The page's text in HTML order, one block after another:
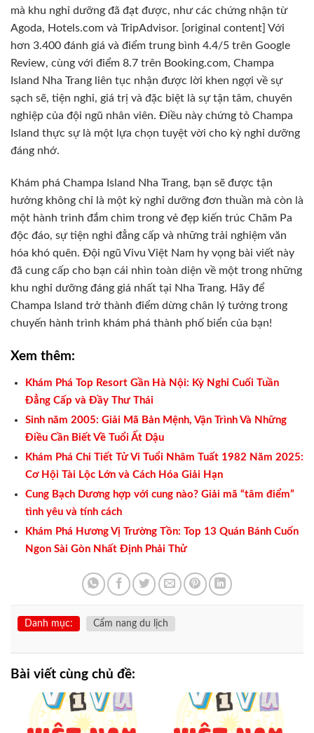
mà khu nghỉ dưỡng đã đạt được, như các chứng nhận từ
Agoda, Hotels.com và TripAdvisor. [original content] Với
hơn 3.400 đánh giá và điểm trung bình 4.4/5 trên Google
Review, cùng với điểm 8.7 trên Booking.com, Champa
Island Nha Trang liên tục nhận được lời khen ngợi về sự
sạch sẽ, tiện nghi, giá trị và đặc biệt là sự tận tâm, chuyên
nghiệp của đội ngũ nhân viên. Điều này chứng tỏ Champa
Island thực sự là một lựa chọn tuyệt vời cho kỳ nghỉ dưỡng
đáng nhớ.
Khám phá Champa Island Nha Trang, bạn sẽ được tận
hưởng không chỉ là một kỳ nghỉ dưỡng đơn thuần mà còn là
một hành trình đắm chìm trong vẻ đẹp kiến trúc Chăm Pa
độc đáo, sự tiện nghi đẳng cấp và những trải nghiệm văn
hóa khó quên. Đội ngũ Vivu Việt Nam hy vọng bài viết này
đã cung cấp cho bạn cái nhìn toàn diện về một trong những
khu nghỉ dưỡng đáng giá nhất tại Nha Trang. Hãy để
Champa Island trở thành điểm dừng chân lý tưởng trong
chuyến hành trình khám phá thành phố biển của bạn!
Xem thêm:
Khám Phá Top Resort Gần Hà Nội: Kỳ Nghỉ Cuối Tuần
Đẳng Cấp và Đầy Thư Thái
Sinh năm 2005: Giải Mã Bản Mệnh, Vận Trình Và Những
Điều Cần Biết Về Tuổi Ất Dậu
Khám Phá Chi Tiết Tử Vi Tuổi Nhâm Tuất 1982 Năm 2025:
Cơ Hội Tài Lộc Lớn và Cách Hóa Giải Hạn
Cung Bạch Dương hợp với cung nào? Giải mã “tâm điểm”
tình yêu và tính cách
Khám Phá Hương Vị Trường Tồn: Top 13 Quán Bánh Cuốn
Ngon Sài Gòn Nhất Định Phải Thử
Danh mục: Cẩm nang du lịch
Bài viết cùng chủ đề: